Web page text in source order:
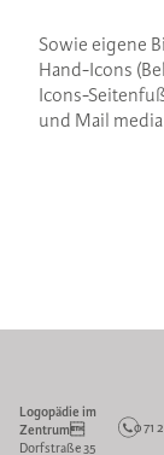
Sowie eigene
Hand-Icons
Icons-
und Mail
Logopädie im
Zentrum
Dorfstraße 35
0 71